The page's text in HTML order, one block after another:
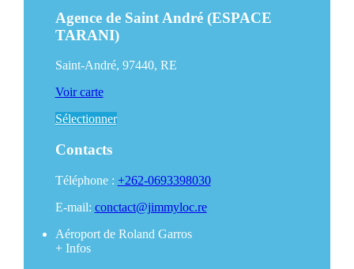
Agence de Saint André (ESPACE
TARANI)
Saint-André, 97440, RE
Voir carte
Sélectionner
Contacts
Téléphone : +262-0693398030
E-mail: conctact@jimmyloc.re
Aéroport de Roland Garros
+Infos